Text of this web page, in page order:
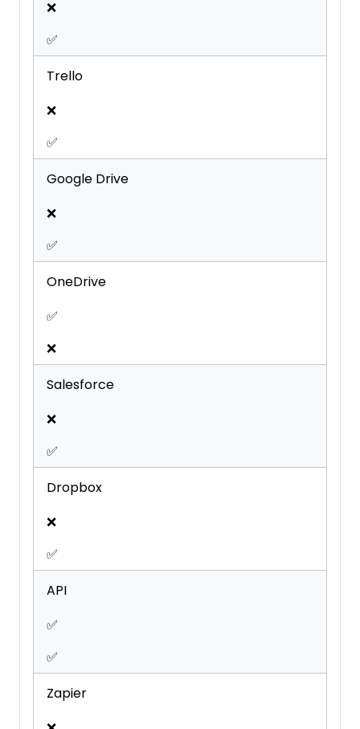
❌
✅
Trello
❌
✅
Google Drive
❌
✅
OneDrive
✅
❌
Salesforce
❌
✅
Dropbox
❌
✅
API
✅
✅
Zapier